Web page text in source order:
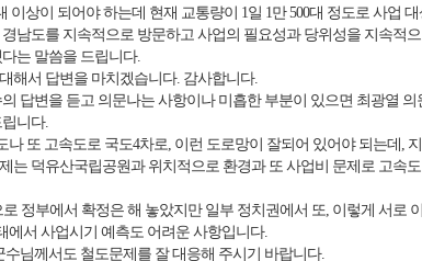
이상이 되어야 하는데 현재 교통량이 1일 1만 500대 정도로 사업
남도를 지속적으로 방문하고 사업의 필요성과 당위성을 지속적
는 말씀을 드립니다.
해서 답변을 마치겠습니다. 감사합니다.
답변을 듣고 의문나는 사항이나 미흡한 부분이 있으면 최광열
니다.
또 고속도로 국도4차로, 이런 도로망이 잘되어 있어야 되는데,
는 덕유산국립공원과 위치적으로 환경과 또 사업비 문제로 고속
정부에서 확정은 해 놓았지만 일부 정치권에서 또, 이렇게 서로
에서 사업시기 예측도 어려운 사항입니다.
님께서도 철도문제를 잘 대응해 주시기 바랍니다.